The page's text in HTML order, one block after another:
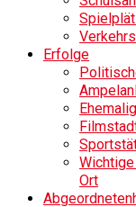
Erfolge
Ort